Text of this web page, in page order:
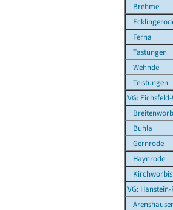
Brehme
Ferna
Tastungen
Wehnde
Teistungen
VG:
Buhla
Gernrode
Haynrode
Kirchworbis
VG: